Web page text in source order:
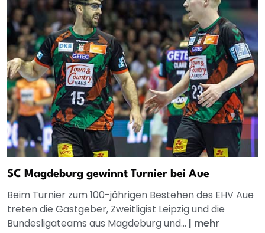
SC Magdeburg gewinnt Turnier bei Aue
Beim Turnier zum 100-jährigen Bestehen des EHV Aue
treten die Gastgeber, Zweitligist Leipzig und die
Bundesligateams aus Magdeburg und... | mehr